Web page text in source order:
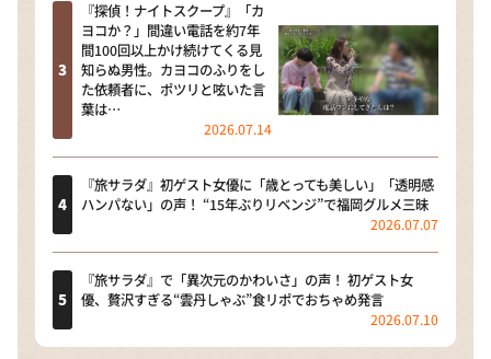
『探偵！ナイトスクープ』「カ
ヨコか？」間違い電話を約7年
間100回以上かけ続けてくる見
知らぬ男性。カヨコのふりをし
た依頼者に、ポツリと呟いた言
葉は…
2026.07.14
『旅サラダ』初ゲスト女優に「歳とっても美しい」「透明感
ハンパない」の声！ “15年ぶりリベンジ”で福岡グルメ三昧
2026.07.07
『旅サラダ』で「異次元のかわいさ」の声！ 初ゲスト女
優、贅沢すぎる“雲丹しゃぶ”食リポでおちゃめ発言
2026.07.10